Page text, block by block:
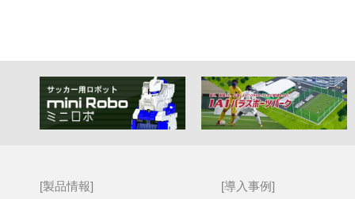
製品情報 導入事例